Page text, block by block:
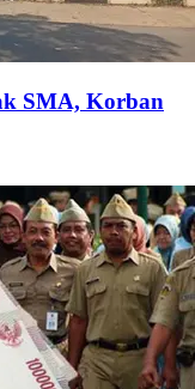
SMA, Korban